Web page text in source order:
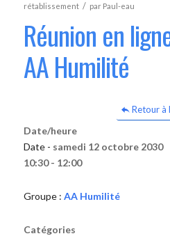
rétablissement / par Paul-eau
Réunion en
AA Humilité
Retour à
Date/heure
Date - samedi 12 octobre 2030
10:30 - 12:00
Groupe : AA Humilité
Catégories